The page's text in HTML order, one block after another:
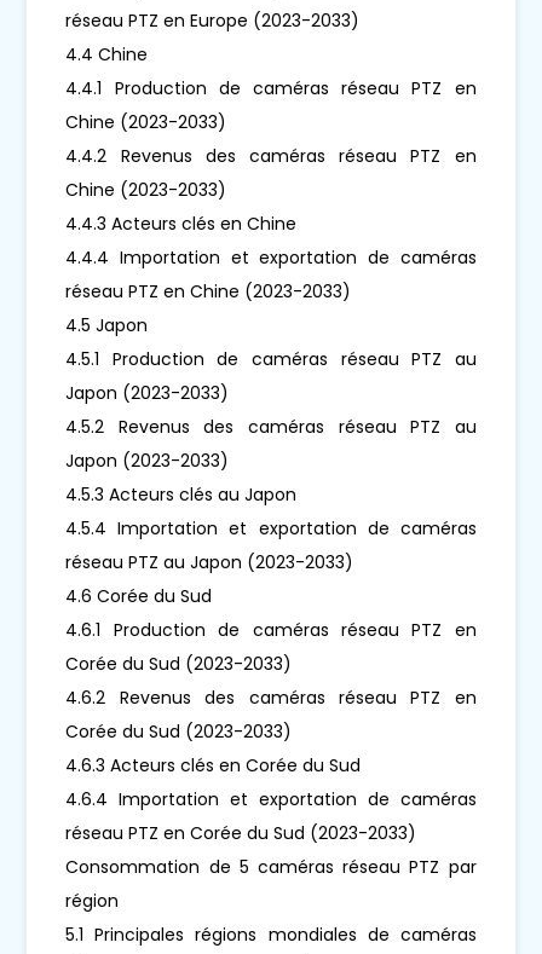
réseau PTZ en Europe (2023-2033)
4.4 Chine
4.4.1 Production de caméras réseau PTZ en
Chine (2023-2033)
4.4.2 Revenus des caméras réseau PTZ en
Chine (2023-2033)
4.4.3 Acteurs clés en Chine
4.4.4 Importation et exportation de caméras
réseau PTZ en Chine (2023-2033)
4.5 Japon
4.5.1 Production de caméras réseau PTZ au
Japon (2023-2033)
4.5.2 Revenus des caméras réseau PTZ au
Japon (2023-2033)
4.5.3 Acteurs clés au Japon
4.5.4 Importation et exportation de caméras
réseau PTZ au Japon (2023-2033)
4.6 Corée du Sud
4.6.1 Production de caméras réseau PTZ en
Corée du Sud (2023-2033)
4.6.2 Revenus des caméras réseau PTZ en
Corée du Sud (2023-2033)
4.6.3 Acteurs clés en Corée du Sud
4.6.4 Importation et exportation de caméras
réseau PTZ en Corée du Sud (2023-2033)
Consommation de 5 caméras réseau PTZ par
région
5.1 Principales régions mondiales de caméras